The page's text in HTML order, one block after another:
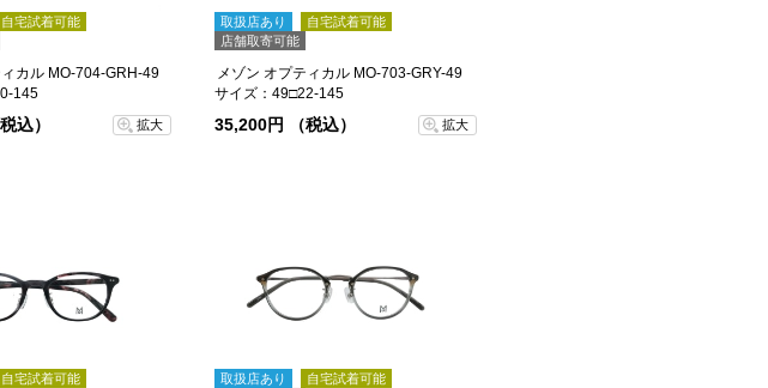
自宅試着可能
カル MO-704-GRH-49
145
込） 拡大
取扱店あり
自宅試着可能
店舗取寄可能
メゾン オプティカル MO-703-GRY-49
サイズ：49□22-145
35,200円 （税込） 拡大
自宅試着可能
取扱店あり
自宅試着可能